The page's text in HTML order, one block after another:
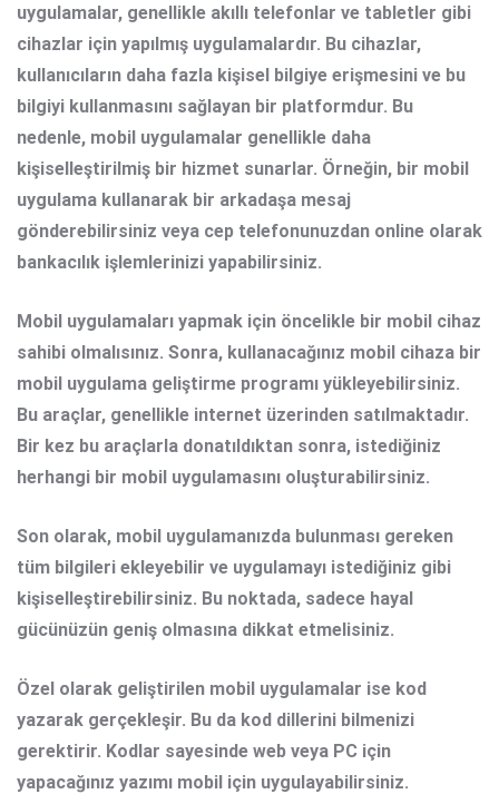
uygulamalar, genellikle akıllı telefonlar ve tabletler gibi
cihazlar için yapılmış uygulamalardır. Bu cihazlar,
kullanıcıların daha fazla kişisel bilgiye erişmesini ve bu
bilgiyi kullanmasını sağlayan bir platformdur. Bu
nedenle, mobil uygulamalar genellikle daha
kişiselleştirilmiş bir hizmet sunarlar. Örneğin, bir mobil
uygulama kullanarak bir arkadaşa mesaj
gönderebilirsiniz veya cep telefonunuzdan online olarak
bankacılık işlemlerinizi yapabilirsiniz.
Mobil uygulamaları yapmak için öncelikle bir mobil cihaz
sahibi olmalısınız. Sonra, kullanacağınız mobil cihaza bir
mobil uygulama geliştirme programı yükleyebilirsiniz.
Bu araçlar, genellikle internet üzerinden satılmaktadır.
Bir kez bu araçlarla donatıldıktan sonra, istediğiniz
herhangi bir mobil uygulamasını oluşturabilirsiniz.
Son olarak, mobil uygulamanızda bulunması gereken
tüm bilgileri ekleyebilir ve uygulamayı istediğiniz gibi
kişiselleştirebilirsiniz. Bu noktada, sadece hayal
gücünüzün geniş olmasına dikkat etmelisiniz.
Özel olarak geliştirilen mobil uygulamalar ise kod
yazarak gerçekleşir. Bu da kod dillerini bilmenizi
gerektirir. Kodlar sayesinde web veya PC için
yapacağınız yazımı mobil için uygulayabilirsiniz.